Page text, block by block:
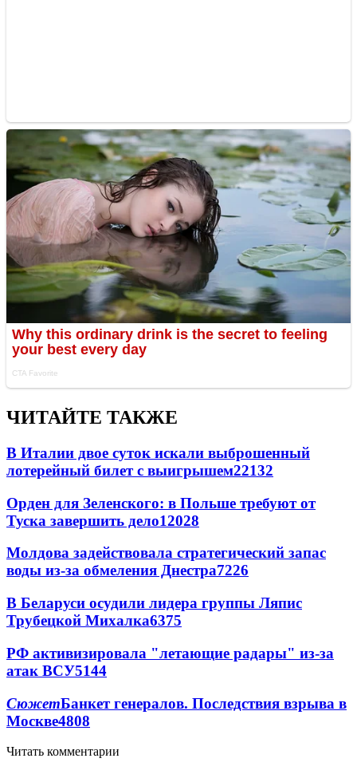
ЧИТАЙТЕ ТАКЖЕ
В Италии двое суток искали выброшенный
лотерейный билет с выигрышем22132
Орден для Зеленского: в Польше требуют от
Туска завершить дело12028
Молдова задействовала стратегический запас
воды из-за обмеления Днестра7226
В Беларуси осудили лидера группы Ляпис
Трубецкой Михалка6375
РФ активизировала "летающие радары" из-за
атак ВСУ5144
СюжетБанкет генералов. Последствия взрыва в
Москве4808
Читать комментарии